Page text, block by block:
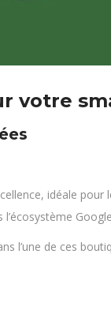
votre
idéale
l’une de ces